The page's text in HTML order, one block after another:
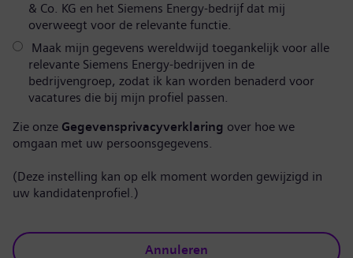
& Co. KG en het Siemens Energy-bedrijf dat mij
overweegt voor de relevante functie.
Maak mijn gegevens wereldwijd toegankelijk voor alle
relevante Siemens Energy-bedrijven in de
bedrijvengroep, zodat ik kan worden benaderd voor
vacatures die bij mijn profiel passen.
Zie onze Gegevensprivacyverklaring over hoe we
omgaan met uw persoonsgegevens.
(Deze instelling kan op elk moment worden gewijzigd in
uw kandidatenprofiel.)
Annuleren